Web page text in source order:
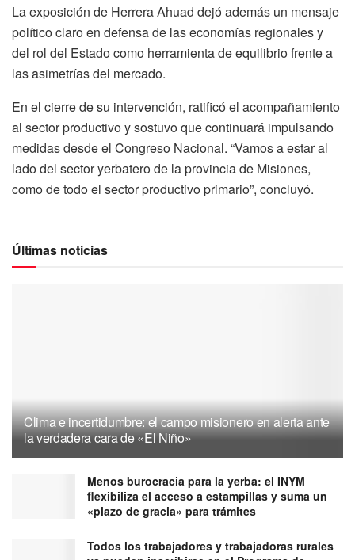
La exposición de Herrera Ahuad dejó además un mensaje
político claro en defensa de las economías regionales y
del rol del Estado como herramienta de equilibrio frente a
las asimetrías del mercado.
En el cierre de su intervención, ratificó el acompañamiento
al sector productivo y sostuvo que continuará impulsando
medidas desde el Congreso Nacional. “Vamos a estar al
lado del sector yerbatero de la provincia de Misiones,
como de todo el sector productivo primario”, concluyó.
Últimas noticias
Clima e incertidumbre: el campo misionero en alerta ante
la verdadera cara de «El Niño»
Menos burocracia para la yerba: el INYM
flexibiliza el acceso a estampillas y suma un
«plazo de gracia» para trámites
Todos los trabajadores y trabajadoras rurales